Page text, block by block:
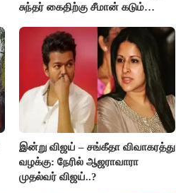
சுந்தர் கைதிற்கு சீமான் கடும்
இன்று விஜய் – சங்கீதா விவாகரத்து
வழக்கு: நேரில் ஆஜராவாரா
முதல்வர் விஜய்..?